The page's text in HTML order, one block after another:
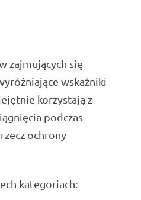
zajmujących się
wskaźniki
korzystają z
podczas
ochrony
kategoriach: